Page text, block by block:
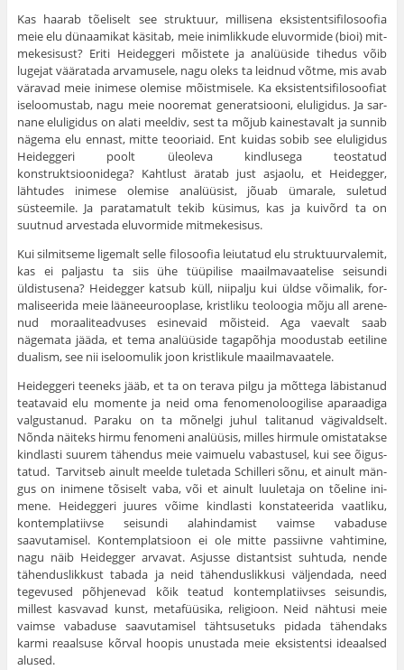
Kas haarab tõeliselt see struktuur, millisena eksistentsifilosoofia
meie elu dünaamikat käsitab, meie inimlikkude eluvormide (bioi) mit­
mekesisust? Eriti Heideggeri mõistete ja analüüside tihedus võib
lugejat vääratada arvamusele, nagu oleks ta leidnud võtme, mis avab
väravad meie inimese olemise mõistmisele. Ka eksistentsifilosoofiat
iseloomustab, nagu meie nooremat generatsiooni, eluligidus. Ja sar­
nane eluligidus on alati meeldiv, sest ta mõjub kainestavalt ja sunnib
nägema elu ennast, mitte teooriaid. Ent kuidas sobib see eluligidus
Heideggeri poolt üleoleva kindlusega teostatud
konstruktsioonidega? Kahtlust äratab just asjaolu, et Heidegger,
lähtudes inimese olemise analüüsist, jõuab ümarale, suletud
süsteemile. Ja paratamatult tekib küsimus, kas ja kuivõrd ta on
suutnud arvestada eluvormide mitme­kesisus.
Kui silmitseme ligemalt selle filosoofia leiutatud elu struktuur­valemit,
kas ei paljastu ta siis ühe tüüpilise maailmavaatelise seisundi
üldistusena? Heidegger katsub küll, niipalju kui üldse võimalik, for­
maliseerida meie lääneeurooplase, kristliku teoloogia mõju all arene­
nud moraaliteadvuses esinevaid mõisteid. Aga vaevalt saab
nägemata jääda, et tema analüüside tagapõhja moodustab eetiline
dualism, see nii iseloomulik joon kristlikule maailmavaatele.
Heideggeri teeneks jääb, et ta on terava pilgu ja mõttega läbista­nud
teatavaid elu momente ja neid oma fenomenoloogilise aparaadiga
valgustanud. Paraku on ta mõnelgi juhul talitanud vägivaldselt.
Nõnda näiteks hirmu fenomeni analüüsis, milles hirmule omistatakse
kindlasti suurem tähendus meie vaimuelu vabastusel, kui see õigus­
tatud. Tarvitseb ainult meelde tuletada Schilleri sõnu, et ainult män­
gus on inimene tõsiselt vaba, või et ainult luuletaja on tõeline ini­
mene. Heideggeri juures võime kindlasti konstateerida vaatliku,
kontemplatiivse seisundi alahindamist vaimse vabaduse
saavutamisel. Kontemplatsioon ei ole mitte passiivne vahtimine,
nagu näib Heidegger arvavat. Asjusse distantsist suhtuda, nende
tähenduslik­kust tabada ja neid tähenduslikkusi väljendada, need
tegevused põhjenevad kõik teatud kontemplatiivses seisundis,
millest kasvavad kunst, metafüüsika, religioon. Neid nähtusi meie
vaimse vabaduse saavutamisel tähtsusetuks pidada tähendaks
karmi reaalsuse kõrval hoopis unustada meie eksistentsi ideaalsed
alused.